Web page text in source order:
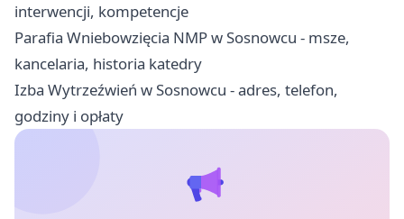
interwencji, kompetencje
Parafia Wniebowzięcia NMP w Sosnowcu - msze,
kancelaria, historia katedry
Izba Wytrzeźwień w Sosnowcu - adres, telefon,
godziny i opłaty